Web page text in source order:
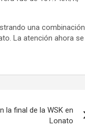
una combinación
La atención ahora se
la final de la WSK en
Lonato